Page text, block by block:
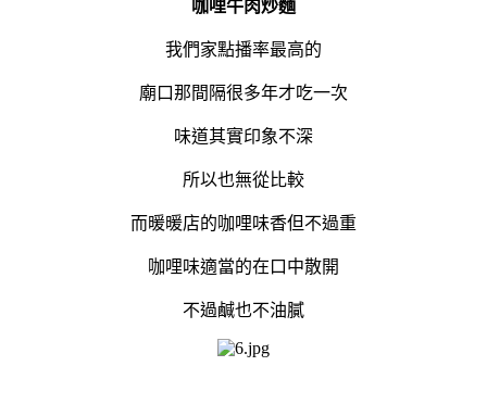
咖哩牛肉炒麵
我們家點播率最高的
廟口那間隔很多年才吃一次
味道其實印象不深
所以也無從比較
而暖暖店的咖哩味香但不過重
咖哩味適當的在口中散開
不過鹹也不油膩